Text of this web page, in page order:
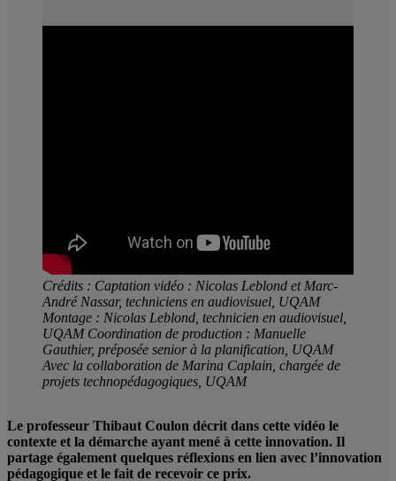
Crédits : Captation vidéo : Nicolas Leblond et Marc-
André Nassar, techniciens en audiovisuel, UQAM
Montage : Nicolas Leblond, technicien en audiovisuel,
UQAM Coordination de production : Manuelle
Gauthier, préposée senior à la planification, UQAM
Avec la collaboration de Marina Caplain, chargée de
projets technopédagogiques, UQAM
Le professeur Thibaut Coulon décrit dans cette vidéo le
contexte et la démarche ayant mené à cette innovation. Il
partage également quelques réflexions en lien avec l’innovation
pédagogique et le fait de recevoir ce prix.